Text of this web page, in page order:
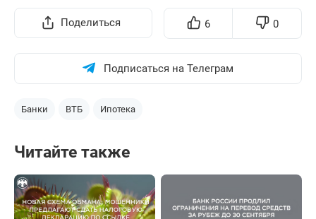
Поделиться 6 0
Подписаться на Телеграм
Банки ВТБ Ипотека
Читайте также